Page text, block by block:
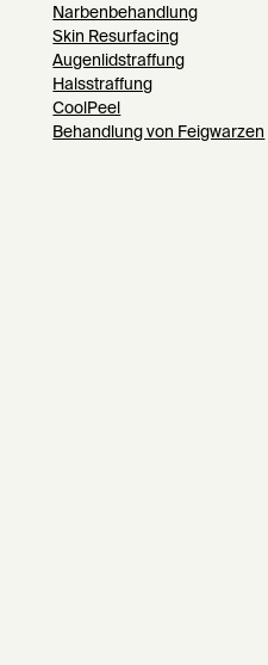
Narbenbehandlung
Skin Resurfacing
Augenlidstraffung
Halsstraffung
CoolPeel
Behandlung von Feigwarzen